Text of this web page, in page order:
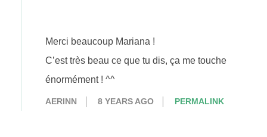
Merci beaucoup Mariana !
C’est très beau ce que tu dis, ça me touche
énormément ! ^^
AERINN 8 YEARS AGO PERMALINK